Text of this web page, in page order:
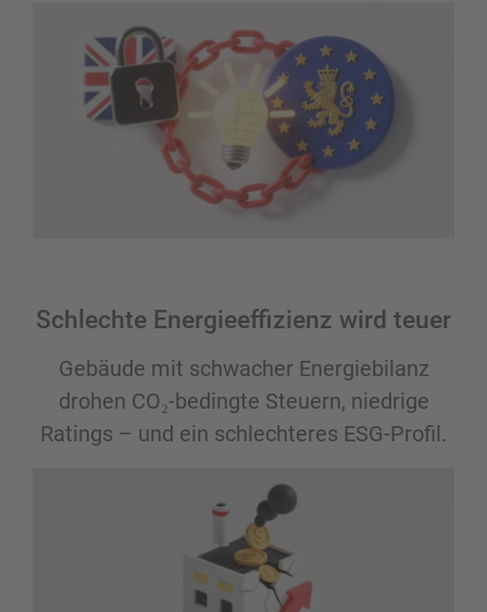
Schlechte Energieeffizienz wird teuer
Gebäude mit schwacher Energiebilanz
drohen CO₂-bedingte Steuern, niedrige
Ratings – und ein schlechteres ESG-Profil.